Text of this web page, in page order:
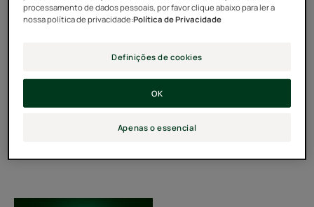
4 resultados "5 Sens"
texturas preciosas, infinitamente sensoriais e um
aroma cativante, o ritual Sublimador revela uma
experiência de beleza sem precedentes, para realçar e
processamento de dados pessoais, por favor clique abaixo para ler a
nossa política de privacidade:Política de Privacidade
Definições de cookies
Apenas o essencial
OK